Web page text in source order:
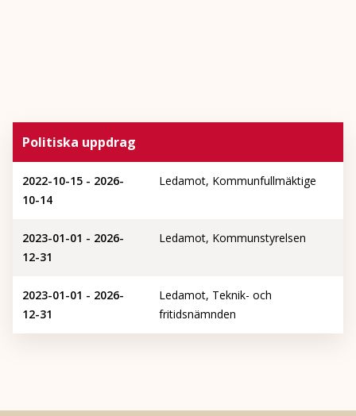
Politiska uppdrag
2022-10-15 - 2026-
10-14
Ledamot, Kommunfullmäktige
2023-01-01 - 2026-
12-31
Ledamot, Kommunstyrelsen
2023-01-01 - 2026-
12-31
Ledamot, Teknik- och
fritidsnämnden